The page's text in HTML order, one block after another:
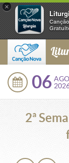
×
06 AGO
2ª